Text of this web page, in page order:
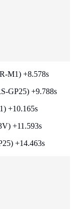
M1) +8.578s
GP25) +9.788s
+10.165s
+11.593s
+14.463s